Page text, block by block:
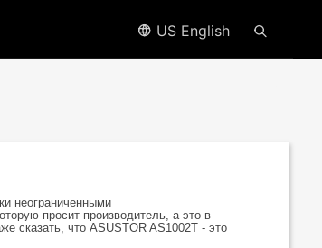
US English
неограниченными
просит производитель, а это в
сказать, что ASUSTOR AS1002T - это